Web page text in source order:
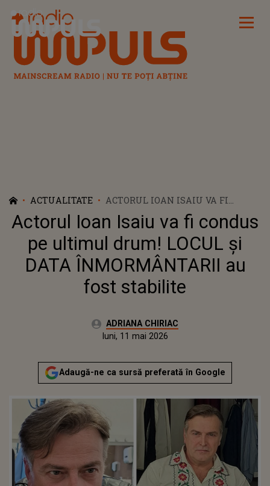
Radio Impuls
ACTUALITATE
ACTORUL IOAN ISAIU VA FI
CONDUS PE ULTIMUL DRUM!
LOCUL ŞI DATA ÎNMORMÂNTARII
AU FOST STABILITE
Actorul Ioan Isaiu va fi condus
pe ultimul drum! LOCUL şi
DATA ÎNMORMÂNTARII au
fost stabilite
Autor:ADRIANA CHIRIAC
Actualizat:
luni, 11 mai 2026
Adaugă-ne ca sursă preferată în Google